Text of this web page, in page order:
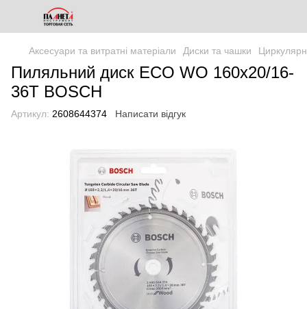
Аксесуари та витратні матеріали Диски та чашки
Пиляльний диск ECO WO 160x20/16-
36T BOSCH
Артикул: 2608644374 Написати відгук